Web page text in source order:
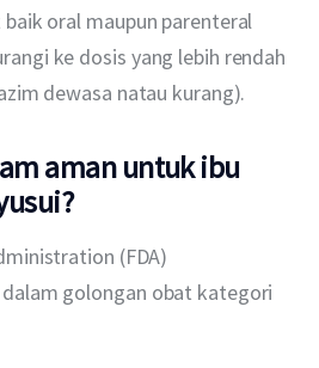
oral maupun parenteral
ke dosis yang lebih rendah
dewasa natau kurang).
aman untuk ibu
(FDA)
golongan obat kategori